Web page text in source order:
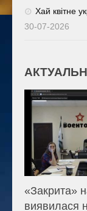
Хай квітне
30-07-2026
«Закрита»
виявилася